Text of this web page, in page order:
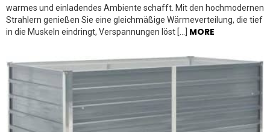
warmes und einladendes Ambiente schafft. Mit den hochmodernen
Strahlern genießen Sie eine gleichmäßige Wärmeverteilung, die tief
in die Muskeln eindringt, Verspannungen löst […] MORE